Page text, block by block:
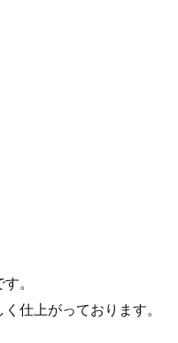
。
仕上がっております。